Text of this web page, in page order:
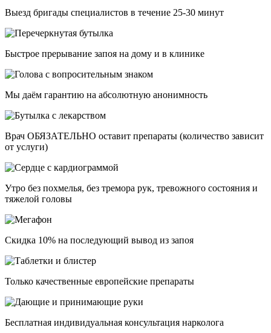
Выезд бригады специалистов в течение 25-30 минут
Быстрое прерывание запоя на дому и в клинике
Мы даём гарантию на абсолютную анонимность
Врач ОБЯЗАТЕЛЬНО оставит препараты (количество зависит
от услуги)
Утро без похмелья, без тремора рук, тревожного состояния и
тяжелой головы
Скидка 10% на последующий вывод из запоя
Только качественные европейские препараты
Бесплатная индивидуальная консультация нарколога